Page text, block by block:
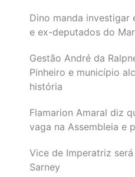
Dino manda investigar
e ex-deputados do
Gestão André da
Pinheiro e município
história
Flamarion Amaral diz
vaga na Assembleia e
Vice de Imperatriz
Sarney